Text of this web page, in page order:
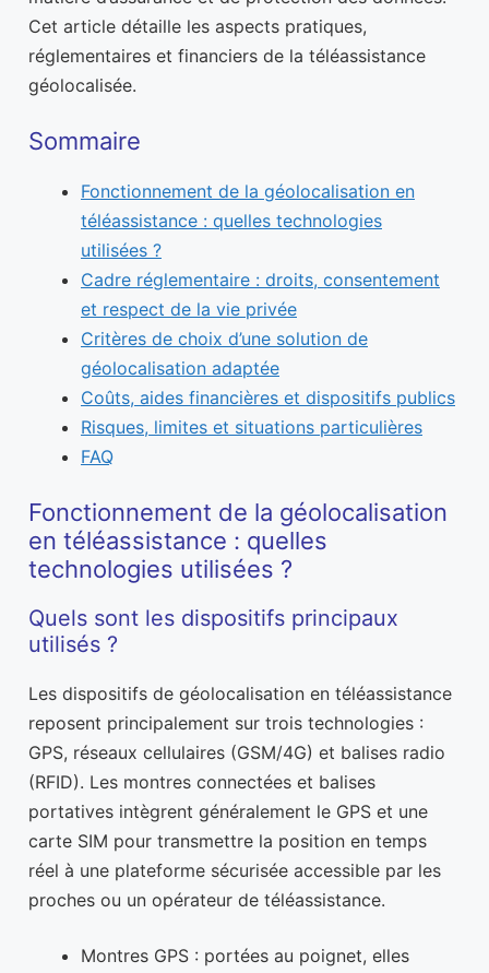
Cet article détaille les aspects pratiques,
réglementaires et financiers de la téléassistance
géolocalisée.
Sommaire
Fonctionnement de la géolocalisation en
téléassistance : quelles technologies
utilisées ?
Cadre réglementaire : droits, consentement
et respect de la vie privée
Critères de choix d’une solution de
géolocalisation adaptée
Coûts, aides financières et dispositifs publics
Risques, limites et situations particulières
FAQ
Fonctionnement de la géolocalisation
en téléassistance : quelles
technologies utilisées ?
Quels sont les dispositifs principaux
utilisés ?
Les dispositifs de géolocalisation en téléassistance
reposent principalement sur trois technologies :
GPS, réseaux cellulaires (GSM/4G) et balises radio
(RFID). Les montres connectées et balises
portatives intègrent généralement le GPS et une
carte SIM pour transmettre la position en temps
réel à une plateforme sécurisée accessible par les
proches ou un opérateur de téléassistance.
Montres GPS : portées au poignet, elles